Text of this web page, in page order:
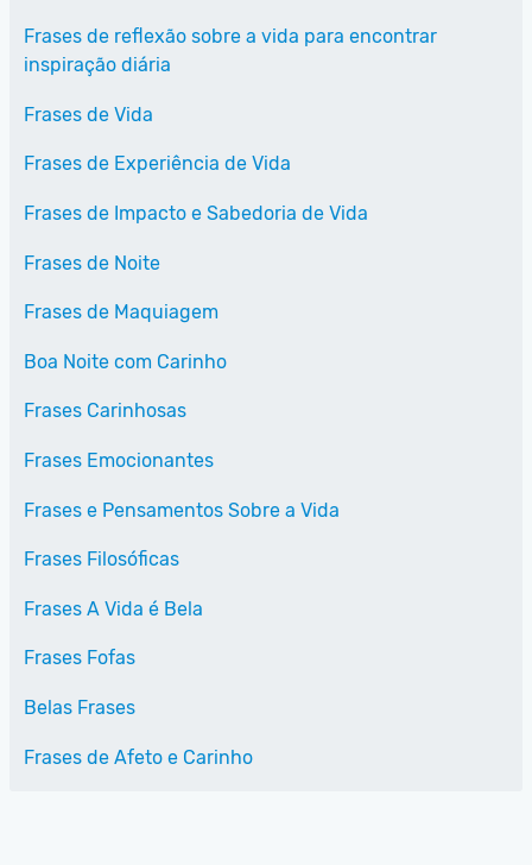
Frases de reflexão sobre a vida para encontrar
inspiração diária
Frases de Vida
Frases de Experiência de Vida
Frases de Impacto e Sabedoria de Vida
Frases de Noite
Frases de Maquiagem
Boa Noite com Carinho
Frases Carinhosas
Frases Emocionantes
Frases e Pensamentos Sobre a Vida
Frases Filosóficas
Frases A Vida é Bela
Frases Fofas
Belas Frases
Frases de Afeto e Carinho